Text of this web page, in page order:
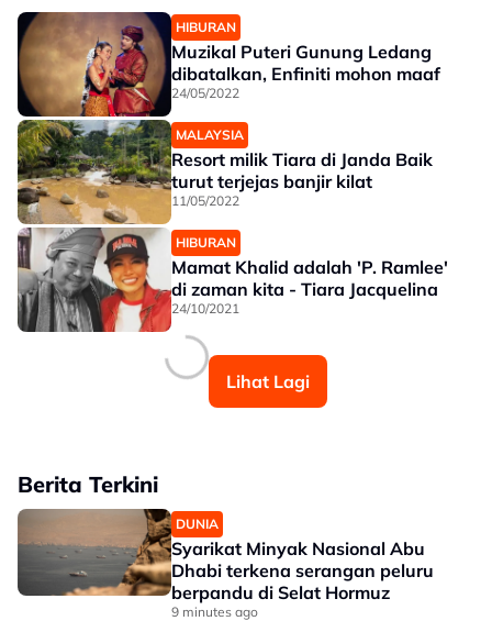
HIBURAN
Muzikal Puteri Gunung Ledang
dibatalkan, Enfiniti mohon maaf
24/05/2022
MALAYSIA
Resort milik Tiara di Janda Baik
turut terjejas banjir kilat
11/05/2022
HIBURAN
Mamat Khalid adalah 'P. Ramlee'
di zaman kita - Tiara Jacquelina
24/10/2021
Lihat Lagi
Berita Terkini
DUNIA
Syarikat Minyak Nasional Abu
Dhabi terkena serangan peluru
berpandu di Selat Hormuz
9 minutes ago